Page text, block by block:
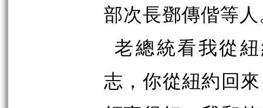
部次長鄧傳偕等
老總統看我從
志，你從紐約回